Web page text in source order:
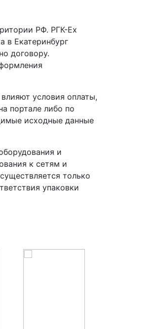
РФ. РГК-Ех
в Екатеринбург
договору.
условия оплаты,
портале либо по
исходные данные
и
к сетям и
только
упаковки